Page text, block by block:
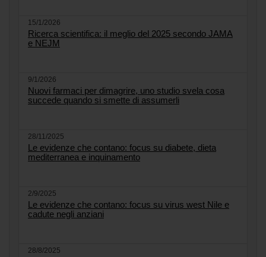
15/1/2026
Ricerca scientifica: il meglio del 2025 secondo JAMA
e NEJM
9/1/2026
Nuovi farmaci per dimagrire, uno studio svela cosa
succede quando si smette di assumerli
28/11/2025
Le evidenze che contano: focus su diabete, dieta
mediterranea e inquinamento
2/9/2025
Le evidenze che contano: focus su virus west Nile e
cadute negli anziani
28/8/2025